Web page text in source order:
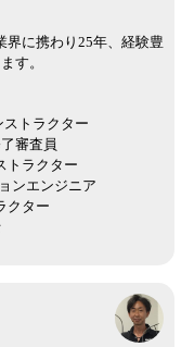
界に携わり25年、経験豊
す。
ストラクター
審査員
トラクター
ンエンジニア
クター